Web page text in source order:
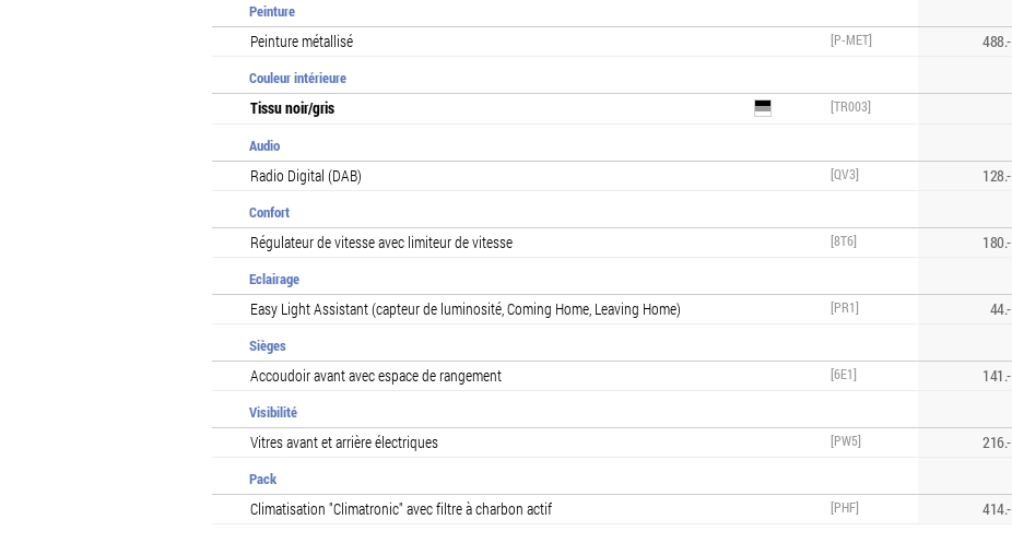
Peinture
Peinture métallisé [P-MET] 488.-
Couleur intérieure
Tissu noir/gris [TR003]
Audio
Radio Digital (DAB) [QV3] 128.-
Confort
Régulateur de vitesse avec limiteur de vitesse [8T6] 180.-
Eclairage
Easy Light Assistant (capteur de luminosité, Coming Home, Leaving Home) [PR1] 44.-
Sièges
Accoudoir avant avec espace de rangement [6E1] 141.-
Visibilité
Vitres avant et arrière électriques [PW5] 216.-
Pack
Climatisation "Climatronic" avec filtre à charbon actif [PHF] 414.-